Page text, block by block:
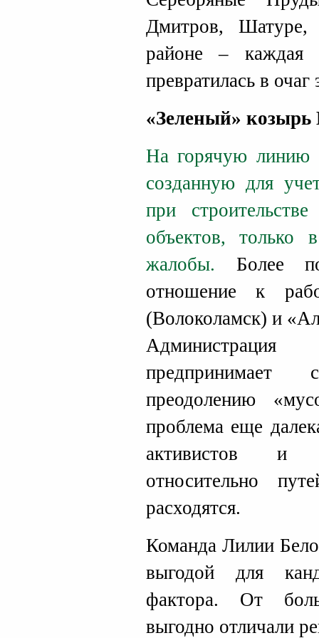
Дмитров, Шатуре,
районе – каждая
превратилась в
«Зеленый» козырь
На горячую линию
созданную для
при
объектов, только
жалобы. Более
отношение к
(Волоколамск) и
преодолению
проблема еще
активистов и
относительно
расходятся.
Команда Лилии
выгодой для
фактора. От
выгодно отличали